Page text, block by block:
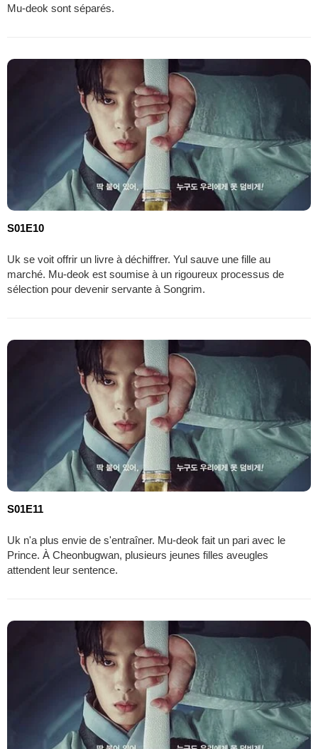
Mu-deok sont séparés.
S01E10
Uk se voit offrir un livre à déchiffrer. Yul sauve une fille au
marché. Mu-deok est soumise à un rigoureux processus de
sélection pour devenir servante à Songrim.
S01E11
Uk n'a plus envie de s'entraîner. Mu-deok fait un pari avec le
Prince. À Cheonbugwan, plusieurs jeunes filles aveugles
attendent leur sentence.